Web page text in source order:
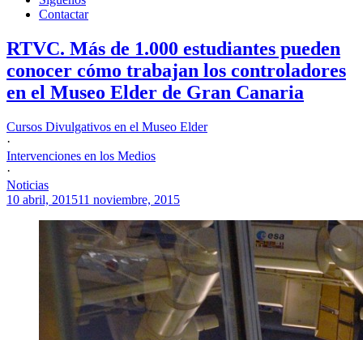
Contactar
RTVC. Más de 1.000 estudiantes pueden
conocer cómo trabajan los controladores
en el Museo Elder de Gran Canaria
Cursos Divulgativos en el Museo Elder
·
Intervenciones en los Medios
·
Noticias
10 abril, 201511 noviembre, 2015